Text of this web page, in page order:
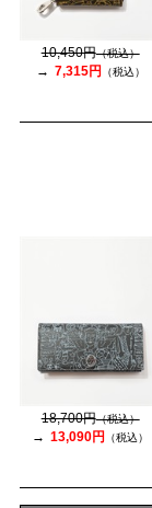
10,450円（税込）
7,315円 （税込）
18,700円（税込）
13,090円 （税込）